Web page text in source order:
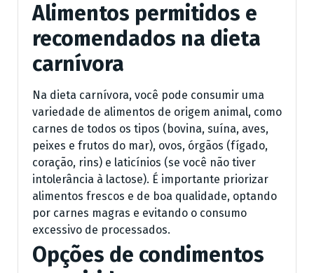
Alimentos permitidos e
recomendados na dieta
carnívora
Na dieta carnívora, você pode consumir uma
variedade de alimentos de origem animal, como
carnes de todos os tipos (bovina, suína, aves,
peixes e frutos do mar), ovos, órgãos (fígado,
coração, rins) e laticínios (se você não tiver
intolerância à lactose). É importante priorizar
alimentos frescos e de boa qualidade, optando
por carnes magras e evitando o consumo
excessivo de processados.
Opções de condimentos